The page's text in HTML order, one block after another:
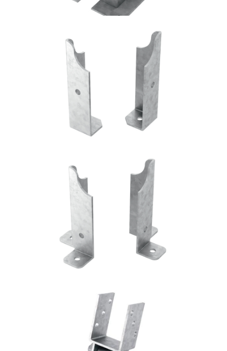
Portapilastro TYP FD50
Portapilastro TYP FD60
Portapilastro TYP S40
ROTHOBLAAS